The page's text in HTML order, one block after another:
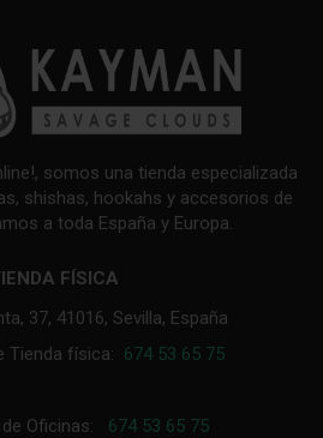
somos una tienda especializada
shishas, hookahs y accesorios de
a toda España y Europa.
FÍSICA
37, 41016, Sevilla, España
Tienda física: 674 53 65 75
Oficinas: 674 53 65 75